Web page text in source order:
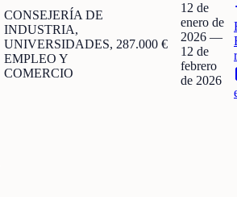
CONSEJERÍA DE
INDUSTRIA,
UNIVERSIDADES,
EMPLEO Y
COMERCIO
287.000 €
12 de
enero de
2026 —
12 de
febrero
de 2026